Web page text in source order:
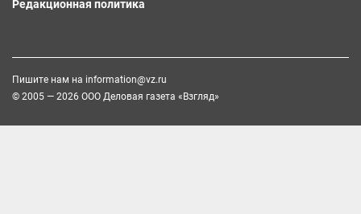
Редакционная политика
Пишите нам на information@vz.ru
© 2005 — 2026 ООО Деловая газета «Взгляд»